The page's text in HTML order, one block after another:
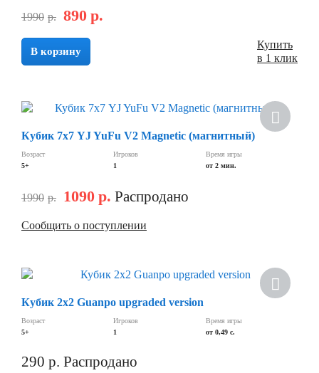
1990 р. 890 р.
В корзину
Купить
в 1 клик
Кубик 7х7 YJ YuFu V2 Magnetic (магнитный)
Возраст
5+
Игроков
1
Время игры
от 2 мин.
1990 р. 1090 р. Распродано
Сообщить о поступлении
Кубик 2х2 Guanpo upgraded version
Возраст
5+
Игроков
1
Время игры
от 0,49 c.
290 р. Распродано